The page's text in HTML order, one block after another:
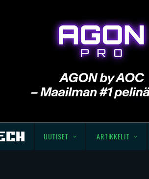
UUTISET ARTIKKELIT